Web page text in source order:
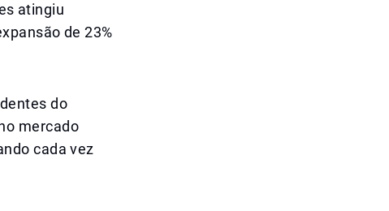
atingiu
de 23%
do
mercado
cada vez